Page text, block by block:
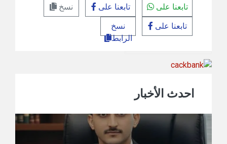
تابعنا على تابعنا على
نسخ
تابعنا على
نسخ
الرابط
احدث الأخبار